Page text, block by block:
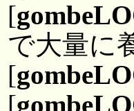
[
で大量に
[
[